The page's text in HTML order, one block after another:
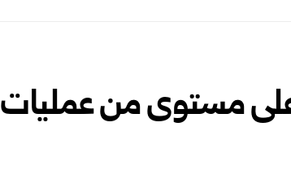
مستوى من عمليات